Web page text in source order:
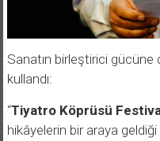
Sanatın birleştirici gücüne
kullandı:
“Tiyatro Köprüsü
hikâyelerin bir araya